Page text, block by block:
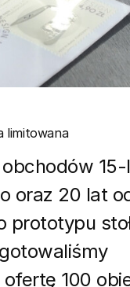
limitowana
oraz 20 lat
prototypu
100